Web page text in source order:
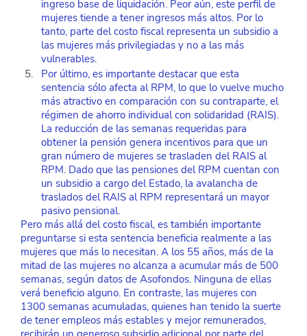
ingreso base de liquidación. Peor aún, este perfil de
mujeres tiende a tener ingresos más altos. Por lo
tanto, parte del costo fiscal representa un subsidio a
las mujeres más privilegiadas y no a las más
vulnerables.
Por último, es importante destacar que esta
sentencia sólo afecta al RPM, lo que lo vuelve mucho
más atractivo en comparación con su contraparte, el
régimen de ahorro individual con solidaridad (RAIS).
La reducción de las semanas requeridas para
obtener la pensión genera incentivos para que un
gran número de mujeres se trasladen del RAIS al
RPM. Dado que las pensiones del RPM cuentan con
un subsidio a cargo del Estado, la avalancha de
traslados del RAIS al RPM representará un mayor
pasivo pensional.
Pero más allá del costo fiscal, es también importante
preguntarse si esta sentencia beneficia realmente a las
mujeres que más lo necesitan. A los 55 años, más de la
mitad de las mujeres no alcanza a acumular más de 500
semanas, según datos de Asofondos. Ninguna de ellas
verá beneficio alguno. En contraste, las mujeres con
1300 semanas acumuladas, quienes han tenido la suerte
de tener empleos más estables y mejor remunerados,